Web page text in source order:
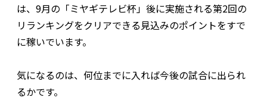
は、9月の「ミヤギテレビ杯」後に実施される第2回の
リランキングをクリアできる見込みのポイントをすで
に稼いでいます。
気になるのは、何位までに入れば今後の試合に出られ
るかです。